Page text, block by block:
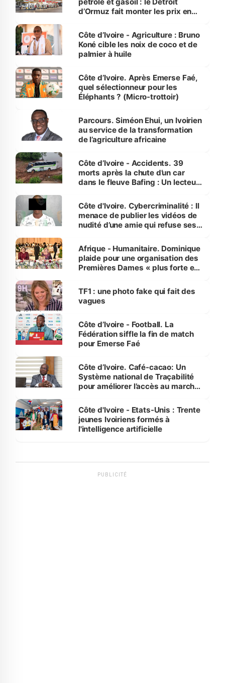
d’Ormuz fait monter les prix en
Côte d’Ivoire - Agriculture : Bruno
Koné cible les noix de coco et de
palmier à huile
Côte d’Ivoire. Après Emerse Faé,
quel sélectionneur pour les
Éléphants ? (Micro-trottoir)
Parcours. Siméon Ehui, un Ivoirien
au service de la transformation
de l’agriculture africaine
Côte d’Ivoire - Accidents. 39
morts après la chute d’un car
dans le fleuve Bafing : Un lecteur
des Transports
Côte d'Ivoire. Cybercriminalité : Il
menace de publier les vidéos de
nudité d’une amie qui refuse ses
Afrique - Humanitaire. Dominique
plaide pour une organisation des
Premières Dames « plus forte et
sur la scène internationale »
TF1 : une photo fake qui fait des
vagues
Côte d’Ivoire - Football. La
Fédération siffle la fin de match
pour Emerse Faé
Côte d’Ivoire. Café-cacao: Un
Système national de Traçabilité
pour améliorer l’accès au marché
Côte d'Ivoire - Etats-Unis : Trente
jeunes Ivoiriens formés à
l'intelligence artificielle
PUBLICITÉ